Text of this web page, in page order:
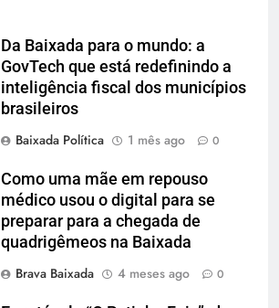
Da Baixada para o mundo: a
GovTech que está redefinindo a
inteligência fiscal dos municípios
brasileiros
Baixada Política
1 mês ago 0
Como uma mãe em repouso
médico usou o digital para se
preparar para a chegada de
quadrigêmeos na Baixada
Brava Baixada
4 meses ago 0